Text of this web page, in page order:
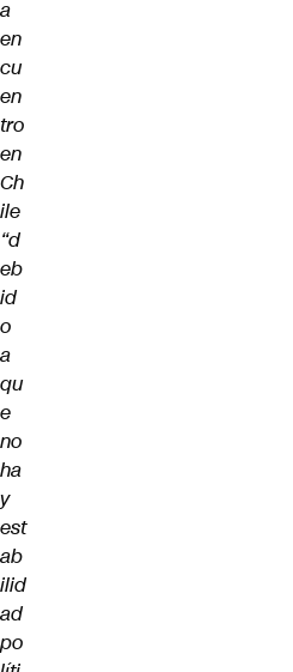
a
en
cu
en
tro
en
Ch
ile
“d
eb
id
o
a
qu
e
no
ha
y
est
ab
ilid
ad
po